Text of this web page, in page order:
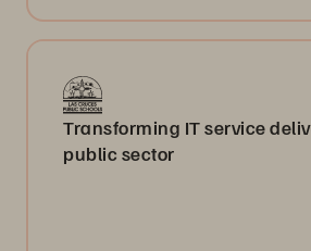
Transforming IT service
public sector